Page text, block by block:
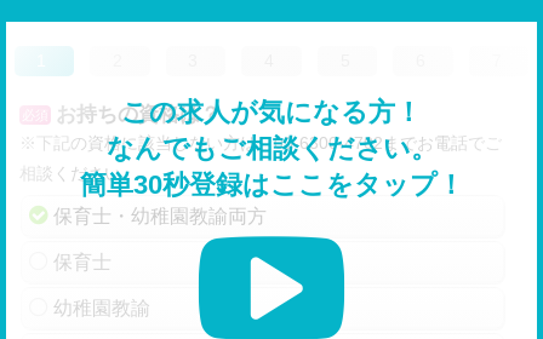
この求人が気になる方！
なんでもご相談ください。
簡単30秒登録はここをタップ！
必須 お持ちの資格は？
※下記の資格に該当しない方は、03-6300-4702までお電話でご
相談ください。
保育士・幼稚園教諭両方
保育士
幼稚園教諭